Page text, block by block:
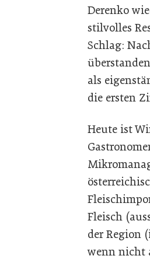
Derenko
stilvolles
Schlag:
als
die ersten
Heute ist
Fleisch
der Region
wenn nicht